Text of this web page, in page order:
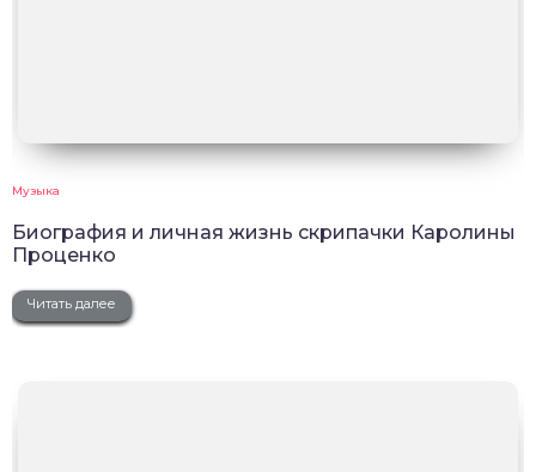
Музыка
Биография и личная жизнь скрипачки Каролины
Проценко
Читать далее